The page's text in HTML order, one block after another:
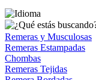
Remeras y Musculosas
Remeras Estampadas
Chombas
Remeras Tejidas